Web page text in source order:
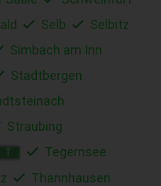
Selb
Selbitz
Simbach am Inn
Stadtbergen
Straubing
T
Tegernsee
Thannhausen